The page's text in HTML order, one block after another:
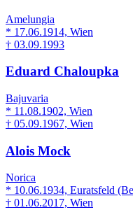
Amelungia
* 17.06.1914, Wien
† 03.09.1993
Eduard Chaloupka
Bajuvaria
* 11.08.1902, Wien
† 05.09.1967, Wien
Alois Mock
Norica
* 10.06.1934, Euratsfeld
† 01.06.2017, Wien